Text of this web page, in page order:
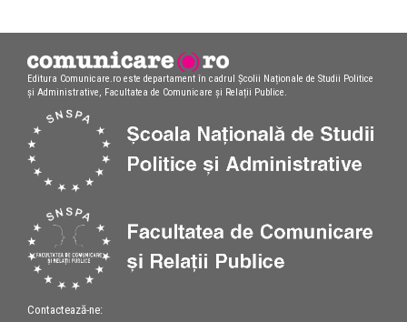
Editura Comunicare.ro este departament în cadrul Școlii Naționale de Studii Politice
și Administrative, Facultatea de Comunicare și Relații Publice.
Contactează-ne: